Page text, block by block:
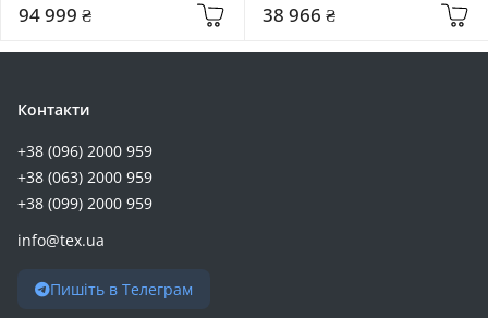
94 999 ₴ 38 966 ₴
Контакти
+38 (096) 2000 959
+38 (063) 2000 959
+38 (099) 2000 959
info@tex.ua
Пишіть в Телеграм